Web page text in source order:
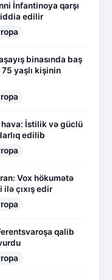
İnfantinoya qarşı
iddia edilir
binasında baş
yaşlı kişinin
İstilik və güclü
edilib
Vox hökumətə
çıxış edir
qalib